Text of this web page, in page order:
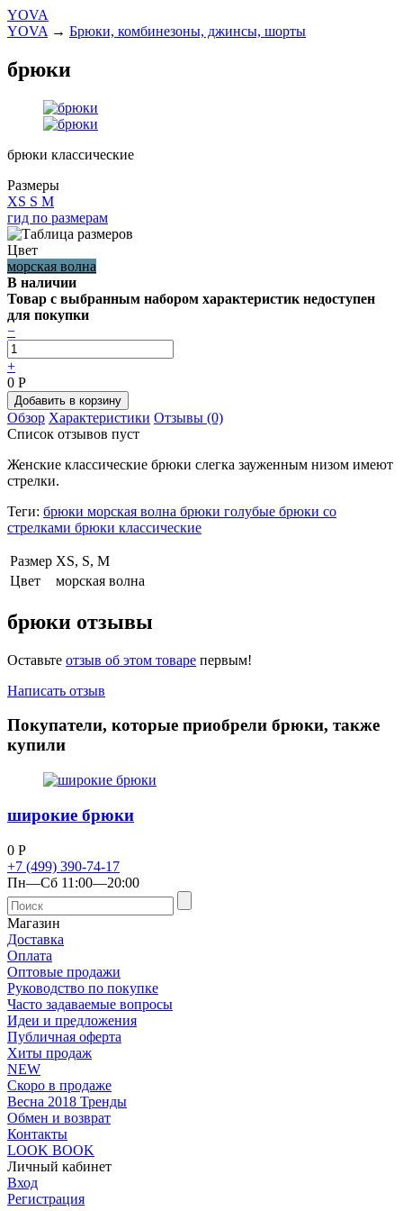
YOVA
YOVA → Брюки, комбинезоны, джинсы, шорты
брюки
брюки классические
Размеры
XS S M
гид по размерам
Цвет
морская волна
В наличии
Товар с выбранным набором характеристик недоступен
для покупки
−
+
0 Р
Обзор Характеристики Отзывы (0)
Список отзывов пуст
Женские классические брюки слегка зауженным низом имеют
стрелки.
Теги: брюки морская волна брюки голубые брюки со
стрелками брюки классические
Размер XS, S, M
Цвет
морская волна
брюки отзывы
Оставьте отзыв об этом товаре первым!
Написать отзыв
Покупатели, которые приобрели брюки, также
купили
широкие брюки
0 Р
+7 (499) 390-74-17
Пн—Сб 11:00—20:00
Магазин
Доставка
Оплата
Оптовые продажи
Руководство по покупке
Часто задаваемые вопросы
Идеи и предложения
Публичная оферта
Хиты продаж
NEW
Скоро в продаже
Весна 2018 Тренды
Обмен и возврат
Контакты
LOOK BOOK
Личный кабинет
Вход
Регистрация